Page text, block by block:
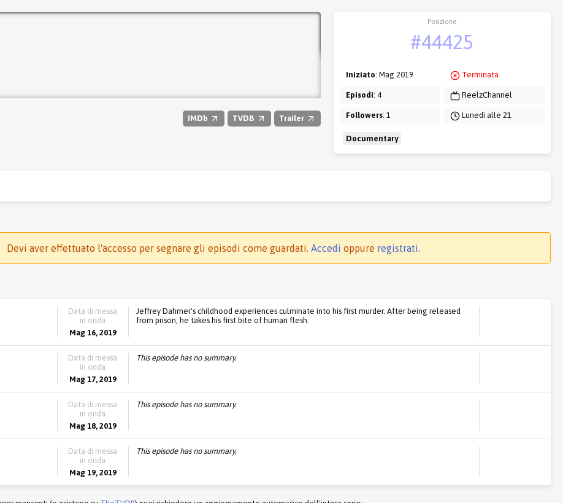
IMDb TVDB Trailer
Posizione
#44425
Iniziato: Mag 2019
Episodi: 4
Followers: 1
Terminata
ReelzChannel
Lunedì alle 21
Documentary
Devi aver effettuato l'accesso per segnare gli episodi come guardati. Accedi oppure registrati.
Data di messa
in onda
Mag 16, 2019
Jeffrey Dahmer's childhood experiences culminate into his first murder. After being released
from prison, he takes his first bite of human flesh.
Data di messa
in onda
Mag 17, 2019
This episode has no summary.
Data di messa
in onda
Mag 18, 2019
This episode has no summary.
Data di messa
in onda
Mag 19, 2019
This episode has no summary.